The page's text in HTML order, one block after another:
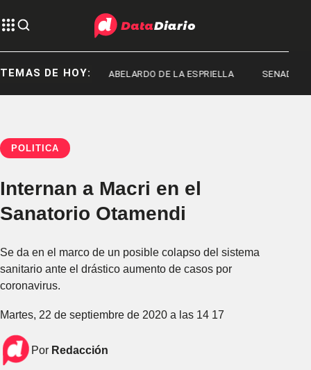
TEMAS DE HOY:
MACHADO ABELARDO DE LA ESPRIELLA SENADO
POLÍTICA
Internan a Macri en el
Sanatorio Otamendi
Se da en el marco de un posible colapso del sistema
sanitario ante el drástico aumento de casos por
coronavirus.
Martes, 22 de septiembre de 2020 a las 14 17
Por Redacción